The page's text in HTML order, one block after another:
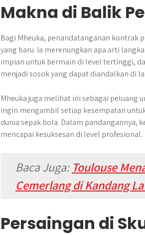
Makna di Balik
Bagi Mheuka, penandatanganan kontrak
yang baru. Ia merenungkan apa arti
impian untuk bermain di level tertinggi,
menjadi sosok yang dapat diandalkan di
Mheuka juga melihat ini sebagai peluang
ingin mengambil setiap kesempatan
dunia sepak bola. Dalam pandangannya,
mencapai kesuksesan di level profesional.
Baca Juga: Toulouse
Cemerlang di Kandang
Persaingan di